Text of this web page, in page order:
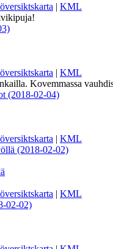
| KML
| KML
Kovemmassa
| KML
| KML